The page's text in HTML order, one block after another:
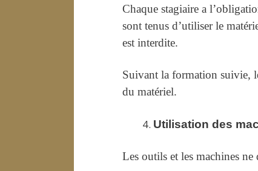
Chaque stagiaire a
sont tenus d’utiliser le
est interdite.
Suivant la formation suivie,
du matériel.
Utilisation des
Les outils et les machines ne